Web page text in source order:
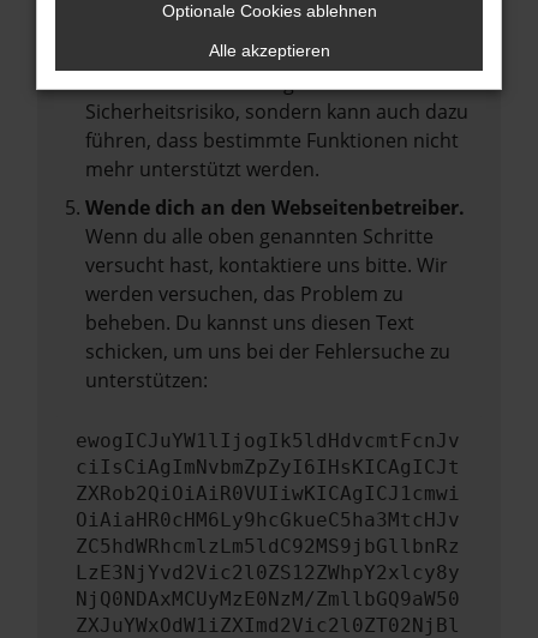
Betriebssystem auf dem neuesten Stand
Veraltete Software birgt nicht nur ein
Sicherheitsrisiko, sondern kann auch dazu
führen, dass bestimmte Funktionen nicht
mehr unterstützt werden.
Wende dich an den Webseitenbetreiber.
Wenn du alle oben genannten Schritte
versucht hast, kontaktiere uns bitte. Wir
werden versuchen, das Problem zu
beheben. Du kannst uns diesen Text
schicken, um uns bei der Fehlersuche zu
unterstützen:
ewogICJuYW1lIjogIk5ldHdvcmtFcnJv
ciIsCiAgImNvbmZpZyI6IHsKICAgICJt
ZXRob2QiOiAiR0VUIiwKICAgICJ1cmwi
OiAiaHR0cHM6Ly9hcGkueC5ha3MtcHJv
ZC5hdWRhcmlzLm5ldC92MS9jbGllbnRz
LzE3NjYvd2Vic2l0ZS12ZWhpY2xlcy8y
NjQ0NDAxMCUyMzE0NzM/ZmllbGQ9aW50
ZXJuYWxOdW1iZXImd2Vic2l0ZT02NjBl
Optionale Cookies ablehnen
Alle akzeptieren